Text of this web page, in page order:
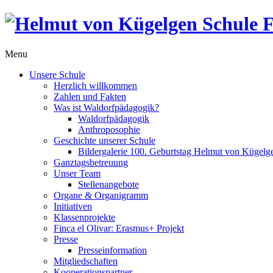
Menu
Unsere Schule
Herzlich willkommen
Zahlen und Fakten
Was ist Waldorfpädagogik?
Waldorfpädagogik
Anthroposophie
Geschichte unserer Schule
Bildergalerie 100. Geburtstag Helmut von
Ganztagsbetreuung
Unser Team
Stellenangebote
Organe & Organigramm
Initiativen
Klassenprojekte
Finca el Olivar: Erasmus+ Projekt
Presse
Presseinformation
Mitgliedschaften